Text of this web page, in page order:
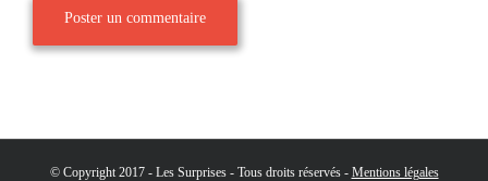
© Copyright 2017 - Les Surprises - Tous droits réservés - Mentions légales